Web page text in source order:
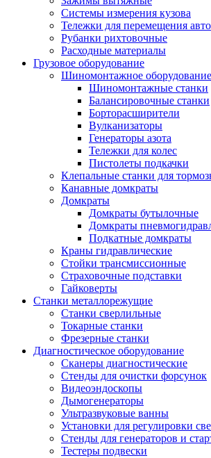
Системы измерения кузова
Тележки для перемещения авто
Рубанки рихтовочные
Расходные материалы
Грузовое оборудование
Шиномонтажное оборудование
Шиномонтажные станки
Балансировочные станки
Борторасширители
Вулканизаторы
Генераторы азота
Тележки для колес
Пистолеты подкачки
Клепальные станки для
Канавные домкраты
Домкраты
Домкраты бутылочные
Домкраты
Подкатные домкраты
Краны гидравлические
Стойки трансмиссионные
Страховочные подставки
Гайковерты
Станки металлорежущие
Станки сверлильные
Токарные станки
Фрезерные станки
Диагностическое оборудование
Сканеры диагностические
Стенды для очистки форсунок
Видеоэндоскопы
Дымогенераторы
Ультразвуковые ванны
Установки для регулировки
Стенды для генераторов и
Тестеры подвески